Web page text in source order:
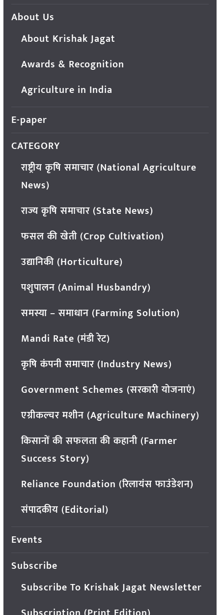
About Us
About Krishak Jagat
Awards & Recognition
Agriculture in India
E-paper
CATEGORY
राष्ट्रीय कृषि समाचार (National Agriculture
News)
राज्य कृषि समाचार (State News)
फसल की खेती (Crop Cultivation)
उद्यानिकी (Horticulture)
पशुपालन (Animal Husbandry)
समस्या – समाधान (Farming Solution)
Mandi Rate (मंडी रेट)
कृषि कंपनी समाचार (Industry News)
Government Schemes (सरकारी योजनाएं)
एग्रीकल्चर मशीन (Agriculture Machinery)
किसानों की सफलता की कहानी (Farmer
Success Story)
Reliance Foundation (रिलायंस फाउंडेशन)
संपादकीय (Editorial)
Events
Subscribe
Subscribe To Krishak Jagat Newsletter